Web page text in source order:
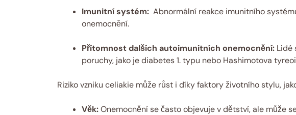
Imunitní‍ systém: Abnormální reakce​ imunitního
⁢onemocnění.
Přítomnost dalších autoimunitních onemocnění: Lidé
poruchy, ⁣jako je ‌diabetes 1. typu nebo Hashimotova
Riziko vzniku celiakie může růst i díky ​faktory životního stylu,
Věk:Onemocnění ​se ​často objevuje v dětství, ale může